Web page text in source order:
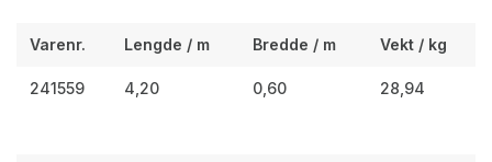
Varenr. Lengde / m Bredde / m Vekt / kg
241559 4,20 0,60 28,94